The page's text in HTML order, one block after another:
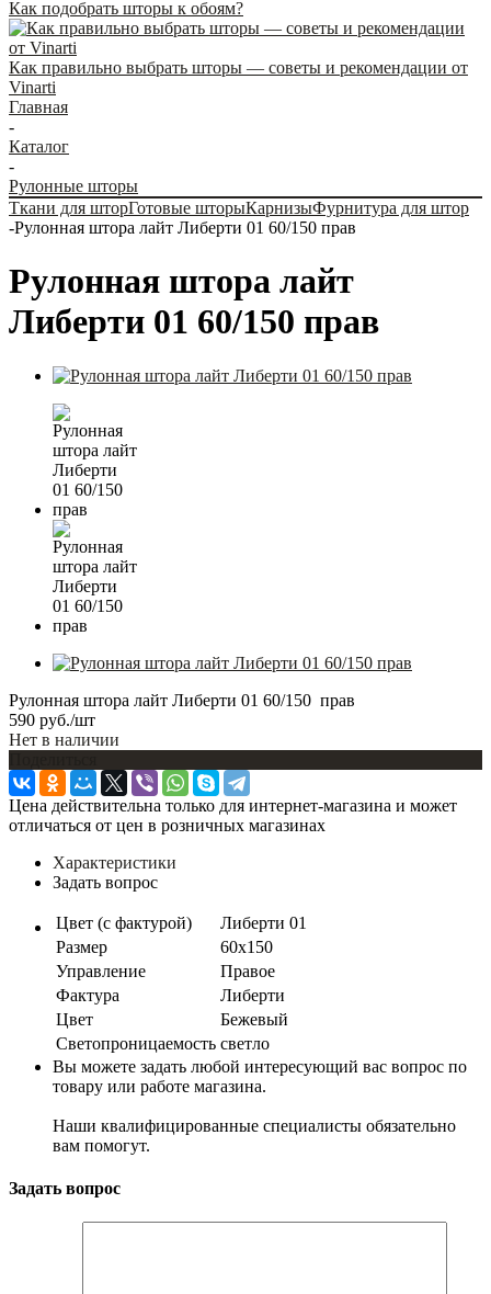
Как подобрать шторы к обоям?
Как правильно выбрать шторы — советы и рекомендации от
Vinarti
Главная
-
Каталог
-
Рулонные шторы
Ткани для шторГотовые шторыКарнизыФурнитура для штор
-Рулонная штора лайт Либерти 01 60/150 прав
Рулонная штора лайт
Либерти 01 60/150 прав
Рулонная штора лайт Либерти 01 60/150 прав
590 руб./шт
Нет в наличии
Цена действительна только для интернет-магазина и может
отличаться от цен в розничных магазинах
Характеристики
Задать вопрос
Цвет (с фактурой)
Либерти 01
Размер
60х150
Управление
Правое
Фактура
Либерти
Цвет
Бежевый
Светопроницаемость светло
Вы можете задать любой интересующий вас вопрос по
товару или работе магазина.
Наши квалифицированные специалисты обязательно
вам помогут.
Задать вопрос